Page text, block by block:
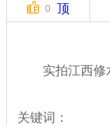
0 顶
实拍江西修水
关键词：